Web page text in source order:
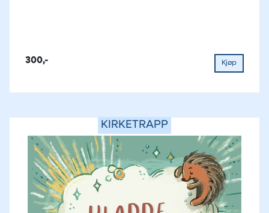
300,- Kjøp
KIRKETRAPP